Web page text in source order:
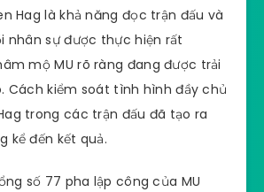
Hag là khả năng đọc trận đấu và
nhân sự được thực hiện rất
mộ MU rõ ràng đang được trải
Cách kiểm soát tình hình đầy chủ
trong các trận đấu đã tạo ra
kể đến kết quả.
số 77 pha lập công của MU